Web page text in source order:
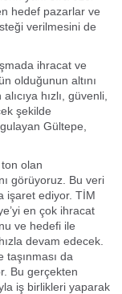
hedef pazarlar ve
verilmesini de
ihracat ve
olduğunun altını
hızlı, güvenli,
şekilde
Gültepe,
ton olan
görüyoruz. Bu veri
işaret ediyor. TİM
en çok ihracat
ve hedefi ile
devam edecek.
taşınması da
Bu gerçekten
iş birlikleri yaparak